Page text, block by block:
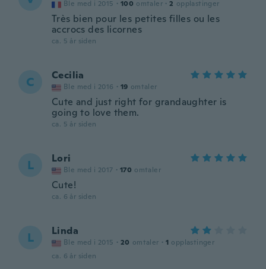
Ble med i 2015 · 100 omtaler · 2 opplastinger
Très bien pour les petites filles ou les
accrocs des licornes
ca. 5 år siden
C Cecilia
Ble med i 2016 · 19 omtaler
Cute and just right for grandaughter is
going to love them.
ca. 5 år siden
L Lori
Ble med i 2017 · 170 omtaler
Cute!
ca. 6 år siden
L Linda
Ble med i 2015 · 20 omtaler · 1 opplastinger
ca. 6 år siden